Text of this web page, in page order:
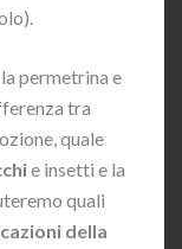
permetrina e
tra
quale
e insetti e la
quali
della